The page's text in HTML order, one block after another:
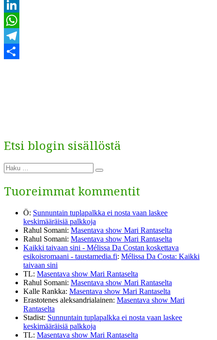
Email
LinkedIn
WhatsApp
Telegram
Etsi blogin sisällöstä
Etsi:
Haku
Tuoreimmat kommentit
Ö: Sunnuntain tuplapalkka ei nosta vaan laskee
keskimääräisiä palkkoja
Rahul Somani: Masentava show Mari Rantaselta
Rahul Somani: Masentava show Mari Rantaselta
Kaikki taivaan sini - Mélissa Da Costan koskettava
esikoisromaani - taustamedia.fi: Mélissa Da Costa: Kaikki
taivaan sini
TL: Masentava show Mari Rantaselta
Rahul Somani: Masentava show Mari Rantaselta
Kalle Rankka: Masentava show Mari Rantaselta
Erastotenes aleksandrialainen: Masentava show Mari
Rantaselta
Stadist: Sunnuntain tuplapalkka ei nosta vaan laskee
keskimääräisiä palkkoja
TL: Masentava show Mari Rantaselta